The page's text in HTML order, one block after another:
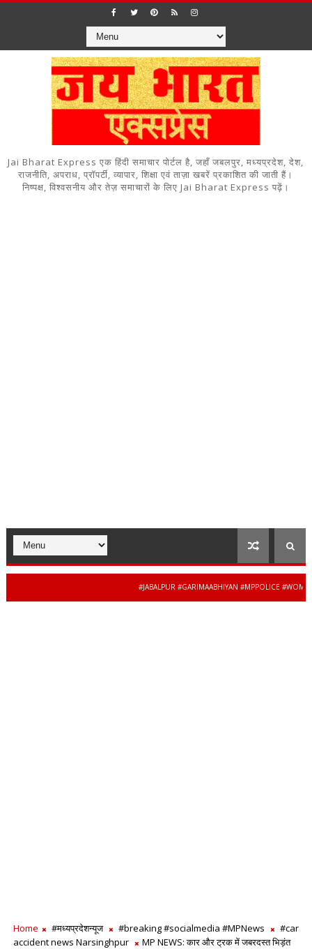
Jai Bharat Express एक हिंदी समाचार पोर्टल है, जहाँ जबलपुर, मध्यप्रदेश, देश,
राजनीति, अपराध, प्रॉपर्टी, व्यापार, शिक्षा एवं ताज़ा खबरें प्रकाशित की जाती हैं।
निष्पक्ष, विश्वसनीय और तेज़ समाचारों के लिए Jai Bharat Express पढ़ें।
#JABALPUR #GARIMAABHIYAN #MPPOLICE
Home #मध्यप्रदेशन्यूज #breaking #socialmedia #MPNews
#car
accident news Narsinghpur
MP NEWS: कार और ट्रक में जबरदस्त भिड़ंत